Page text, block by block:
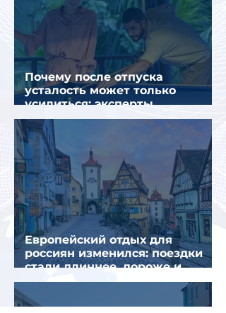
Почему после отпуска
усталость может только
усилиться: эксперты
объяснили причины
Европейский отдых для
россиян изменился: поездки
стали длиннее, дороже и
сложнее